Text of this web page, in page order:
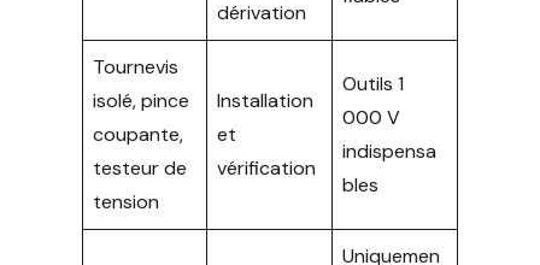
dérivation
Tournevis
isolé, pince
coupante,
testeur de
tension
Installation
et
vérification
Outils 1
000 V
indispensa
bles
Uniquemen